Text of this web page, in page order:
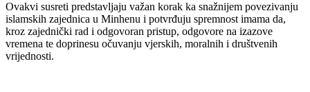
Ovakvi susreti predstavljaju važan korak ka snažnijem povezivanju
islamskih zajednica u Minhenu i potvrđuju spremnost imama da,
kroz zajednički rad i odgovoran pristup, odgovore na izazove
vremena te doprinesu očuvanju vjerskih, moralnih i društvenih
vrijednosti.